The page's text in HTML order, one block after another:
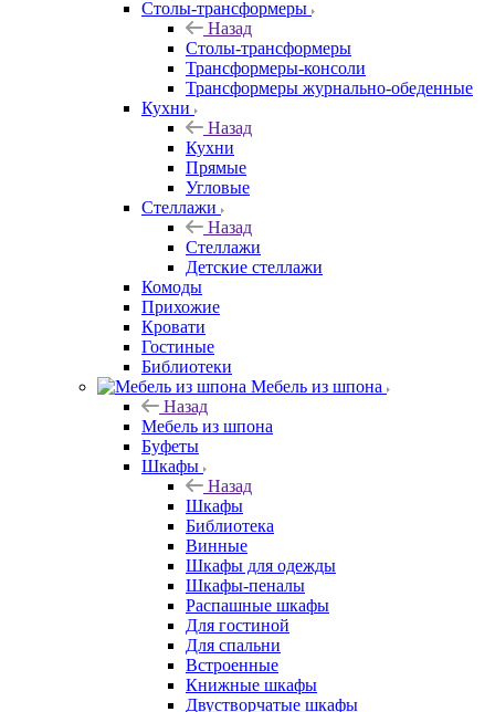
Столы-трансформеры
Назад
Столы-трансформеры
Трансформеры-консоли
Трансформеры журнально-обеденные
Кухни
Назад
Кухни
Прямые
Угловые
Стеллажи
Назад
Стеллажи
Детские стеллажи
Комоды
Прихожие
Кровати
Гостиные
Библиотеки
Мебель из шпона
Назад
Мебель из шпона
Буфеты
Шкафы
Назад
Шкафы
Библиотека
Винные
Шкафы для одежды
Шкафы-пеналы
Распашные шкафы
Для гостиной
Для спальни
Встроенные
Книжные шкафы
Двустворчатые шкафы